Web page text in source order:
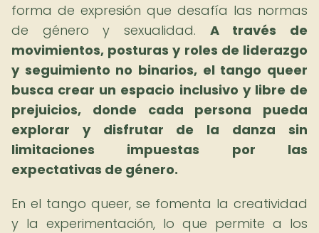
forma de expresión que desafía las normas
de género y sexualidad. A través de
movimientos, posturas y roles de liderazgo
y seguimiento no binarios, el tango queer
busca crear un espacio inclusivo y libre de
prejuicios, donde cada persona pueda
explorar y disfrutar de la danza sin
limitaciones impuestas por las
expectativas de género.
En el tango queer, se fomenta la creatividad
y la experimentación, lo que permite a los